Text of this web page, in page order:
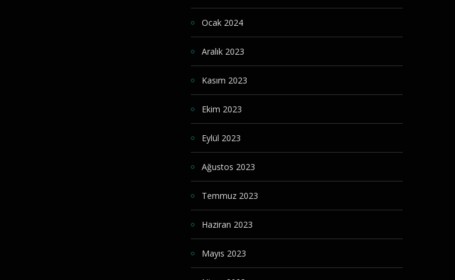
Ocak 2024
Aralık 2023
Kasım 2023
Ekim 2023
Eylül 2023
Ağustos 2023
Temmuz 2023
Haziran 2023
Mayıs 2023